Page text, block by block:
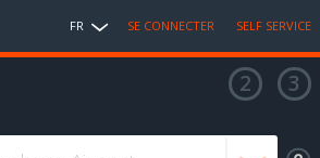
FR SE CONNECTER SELF SERVICE